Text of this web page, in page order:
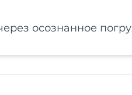
осознанное